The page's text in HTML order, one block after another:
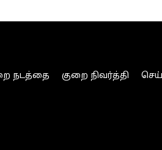
நடத்தை குறை நிவர்த்தி